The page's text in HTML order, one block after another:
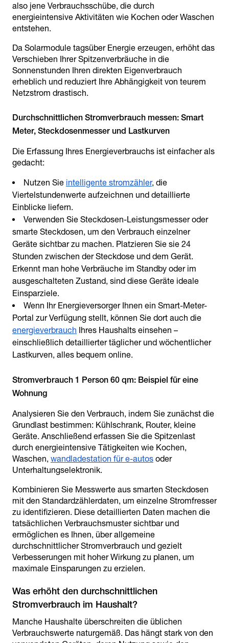
also jene Verbrauchsschübe, die durch
energieintensive Aktivitäten wie Kochen oder Waschen
entstehen.
Da Solarmodule tagsüber Energie erzeugen, erhöht das
Verschieben Ihrer Spitzenverbräuche in die
Sonnenstunden Ihren direkten Eigenverbrauch
erheblich und reduziert Ihre Abhängigkeit von teurem
Netzstrom drastisch.
Durchschnittlichen Stromverbrauch messen: Smart
Die Erfassung Ihres Energieverbrauchs ist einfacher als
gedacht:
Nutzen Sie intelligente stromzähler, die
Viertelstundenwerte aufzeichnen und detaillierte
Einblicke liefern.
Verwenden Sie Steckdosen-Leistungsmesser oder
smarte Steckdosen, um den Verbrauch einzelner
Geräte sichtbar zu machen. Platzieren Sie sie 24
Stunden zwischen der Steckdose und dem Gerät.
Erkennt man hohe Verbräuche im Standby oder im
ausgeschalteten Zustand, sind diese Geräte ideale
Einsparziele.
Wenn Ihr Energieversorger Ihnen ein Smart-Meter-
Portal zur Verfügung stellt, können Sie dort auch die
energieverbrauch Ihres Haushalts einsehen –
einschließlich detaillierter täglicher und wöchentlicher
Lastkurven, alles bequem online.
Stromverbrauch 1 Person 60 qm: Beispiel für eine
Analysieren Sie den Verbrauch, indem Sie zunächst die
Grundlast bestimmen: Kühlschrank, Router, kleine
Geräte. Anschließend erfassen Sie die Spitzenlast
durch energieintensive Tätigkeiten wie Kochen,
Waschen, wandladestation für e-autos oder
Unterhaltungselektronik.
Kombinieren Sie Messwerte aus smarten Steckdosen
mit den Standardzählerdaten, um einzelne Stromfresser
zu identifizieren. Diese detaillierten Daten machen die
tatsächlichen Verbrauchsmuster sichtbar und
ermöglichen es Ihnen, über allgemeine
durchschnittlicher Stromverbrauch und gezielt
Verbesserungen mit hoher Wirkung zu planen, um
maximale Einsparungen zu erzielen.
Was erhöht den durchschnittlichen
Manche Haushalte überschreiten die üblichen
Verbrauchswerte naturgemäß. Das hängt stark von den